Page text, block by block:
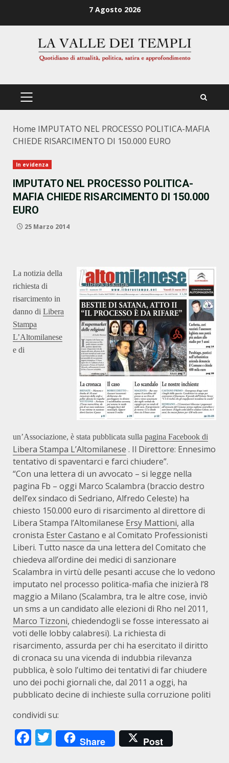
7 Agosto 2026
PRIMÄRES
Home IMPUTATO NEL PROCESSO POLITICA-MAFIA
CHIEDE RISARCIMENTO DI 150.000 EURO
In evidenza
IMPUTATO NEL PROCESSO POLITICA-
MAFIA CHIEDE RISARCIMENTO DI 150.000
EURO
25 Marzo 2014
La notizia della
richiesta di
risarcimento in
danno di Libera
Stampa
L’Altomilanese
e di
un’Associazione, è stata pubblicata sulla pagina Facebook di
Libera Stampa L’Altomilanese . Il Direttore: Ennesimo
tentativo di spaventarci e farci chiudere”.
“Con una lettera di un avvocato – si legge nella
pagina Fb – oggi Marco Scalambra (braccio destro
dell’ex sindaco di Sedriano, Alfredo Celeste) ha
chiesto 150.000 euro di risarcimento al direttore di
Libera Stampa l’Altomilanese Ersy Mattioni, alla
cronista Ester Castano e al Comitato Professionisti
Liberi. Tutto nasce da una lettera del Comitato che
chiedeva all’ordine dei medici di sanzionare
Scalambra in virtù delle pesanti accuse che lo vedono
imputato nel processo politica-mafia che inizierà l’8
maggio a Milano (Scalambra, tra le altre cose, inviò
un sms a un candidato alle elezioni di Rho nel 2011,
Marco Tizzoni, chiedendogli se fosse interessato ai
voti delle lobby calabresi). La richiesta di
risarcimento, assurda per chi ha esercitato il diritto
di cronaca su una vicenda di indubbia rilevanza
pubblica, è solo l’ultimo dei tentativi di far chiudere
uno dei pochi giornali che, dal 2011 a oggi, ha
pubblicato decine di inchieste sulla corruzione politi
condividi su:
Facebook
Twitter
Share Post